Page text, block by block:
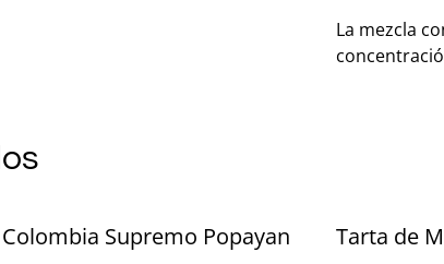
La mezcla
Colombia Supremo Popayan Tarta de